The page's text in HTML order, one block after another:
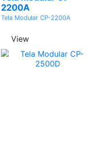
2200A
Tela Modular CP-2200A
View